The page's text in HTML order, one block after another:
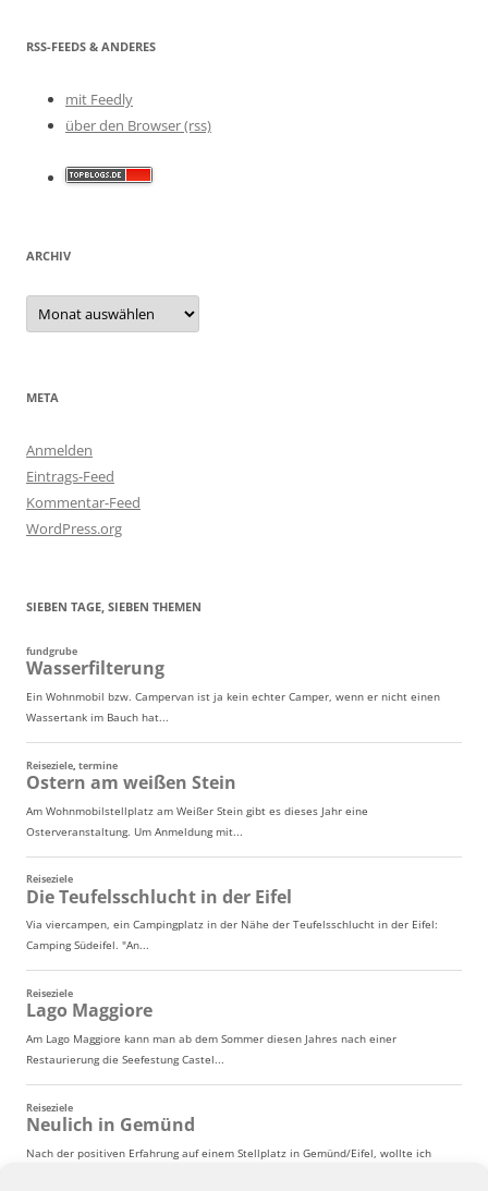
RSS-FEEDS & ANDERES
mit Feedly
über den Browser (rss)
ARCHIV
Archiv
META
Anmelden
Eintrags-Feed
Kommentar-Feed
WordPress.org
SIEBEN TAGE, SIEBEN THEMEN